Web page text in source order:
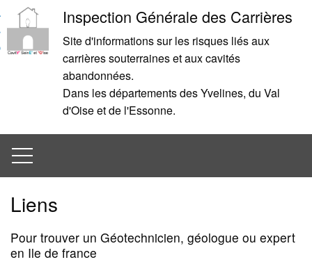
Aller
au
contenu
Aller
à
la
Inspection Générale des Carrières
Site d'informations sur les risques liés aux
carrières souterraines et aux cavités
abandonnées.
Dans les départements des Yvelines, du Val
d'Oise et de l'Essonne.
Menu
Liens
Pour trouver un Géotechnicien, géologue ou expert
en Ile de france